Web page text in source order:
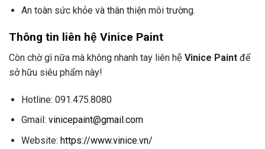
An toàn sức khỏe và thân thiện môi trường.
Thông tin liên hệ Vinice Paint
Còn chờ gì nữa mà không nhanh tay liên hệ Vinice Paint để
sở hữu siêu phẩm này!
Hotline: 091.475.8080
Gmail: vinicepaint@gmail.com
Website: https://www.vinice.vn/